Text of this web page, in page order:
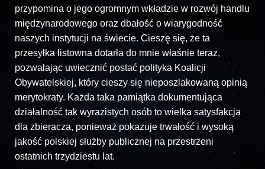
przypomina o jego ogromnym wkładzie w rozwój handlu
międzynarodowego oraz dbałość o wiarygodność
naszych instytucji na świecie. Cieszę się, że ta
przesyłka listowna dotarła do mnie właśnie teraz,
pozwalając uwiecznić postać polityka Koalicji
Obywatelskiej, który cieszy się nieposzlakowaną opinią
merytokraty. Każda taka pamiątka dokumentująca
działalność tak wyrazistych osób to wielka satysfakcja
dla zbieracza, ponieważ pokazuje trwałość i wysoką
jakość polskiej służby publicznej na przestrzeni
ostatnich trzydziestu lat.